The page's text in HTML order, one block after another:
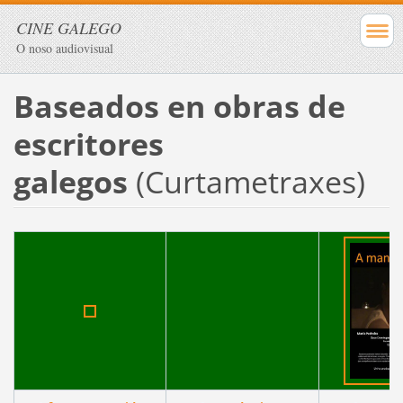
CINE GALEGO
O noso audiovisual
Baseados en obras de
escritores
galegos (Curtametraxes)